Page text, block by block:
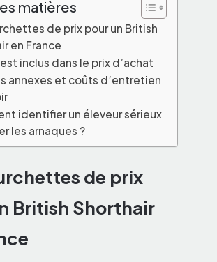
matières
de prix pour un British
en France
inclus dans le prix d’achat
annexes et coûts d’entretien
identifier un éleveur sérieux
les arnaques ?
de prix
British Shorthair